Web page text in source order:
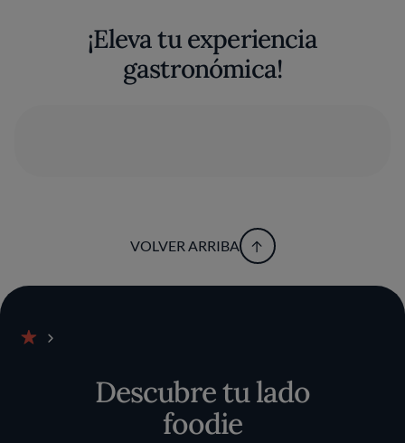
¡Eleva tu experiencia
gastronómica!
VOLVER ARRIBA
Descubre tu lado
foodie